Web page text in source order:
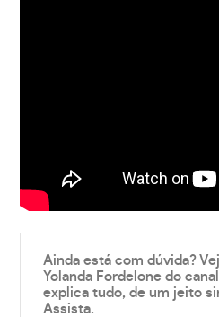
Ainda está com dúvida?
Yolanda Fordelone do
explica tudo, de um jeito
Assista.